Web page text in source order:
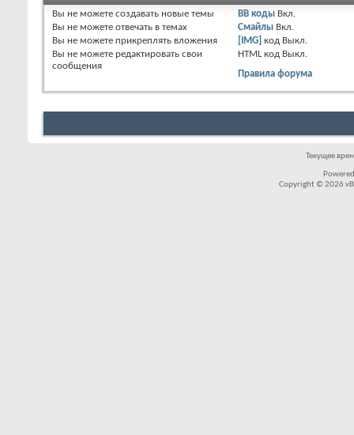
Вы не можете создавать новые темы
Вы не можете отвечать в темах
Вы не можете прикреплять вложения
Вы не можете редактировать свои
сообщения
BB коды Вкл.
Смайлы Вкл.
[IMG] код Выкл.
HTML код Выкл.
Правила форума
Текущее
Copyright © 2026